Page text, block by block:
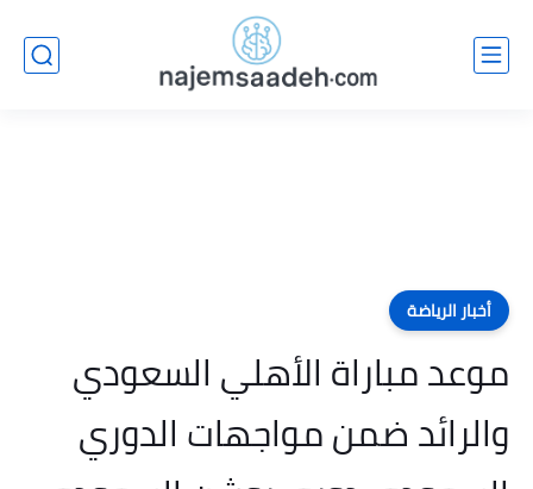
أخبار الرياضة
موعد مباراة الأهلي السعودي
والرائد ضمن مواجهات الدوري